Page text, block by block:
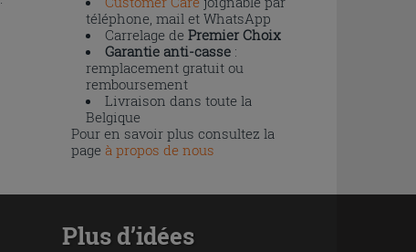
téléphone, mail et WhatsApp
Carrelage de Premier Choix
Garantie anti-casse:
remplacement gratuit ou
remboursement
Livraison dans toute la
Belgique
Pour en savoir plus consultez la
page à propos de nous
Plus d’idées